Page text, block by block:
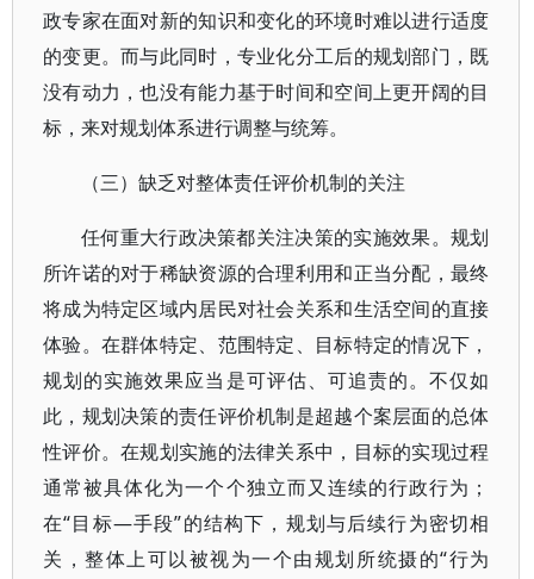
政专家在面对新的知识和变化的环境时难以进行适度
的变更。而与此同时，专业化分工后的规划部门，既
没有动力，也没有能力基于时间和空间上更开阔的目
标，来对规划体系进行调整与统筹。
（三）缺乏对整体责任评价机制的关注
任何重大行政决策都关注决策的实施效果。规划
所许诺的对于稀缺资源的合理利用和正当分配，最终
将成为特定区域内居民对社会关系和生活空间的直接
体验。在群体特定、范围特定、目标特定的情况下，
规划的实施效果应当是可评估、可追责的。不仅如
此，规划决策的责任评价机制是超越个案层面的总体
性评价。在规划实施的法律关系中，目标的实现过程
通常被具体化为一个个独立而又连续的行政行为；
在“目标—手段”的结构下，规划与后续行为密切相
关，整体上可以被视为一个由规划所统摄的“行为